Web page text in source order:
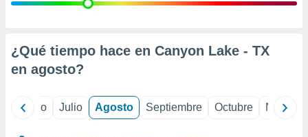
e
mediante
¿Qué tiempo hace en Canyon Lake - TX
en agosto?
Junio Julio Agosto Septiembre Octubre